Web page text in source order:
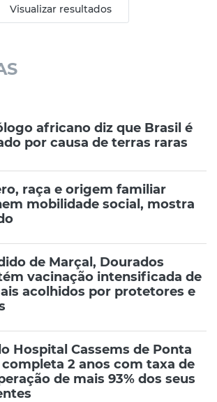
Visualizar resultados
africano diz que Brasil é
por causa de terras raras
raça e origem familiar
mobilidade social, mostra
de Marçal, Dourados
vacinação intensificada de
acolhidos por protetores e
Hospital Cassems de Ponta
completa 2 anos com taxa de
de mais 93% dos seus